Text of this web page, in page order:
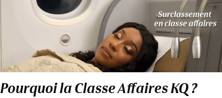
Pourquoi la Classe Affaires KQ ?